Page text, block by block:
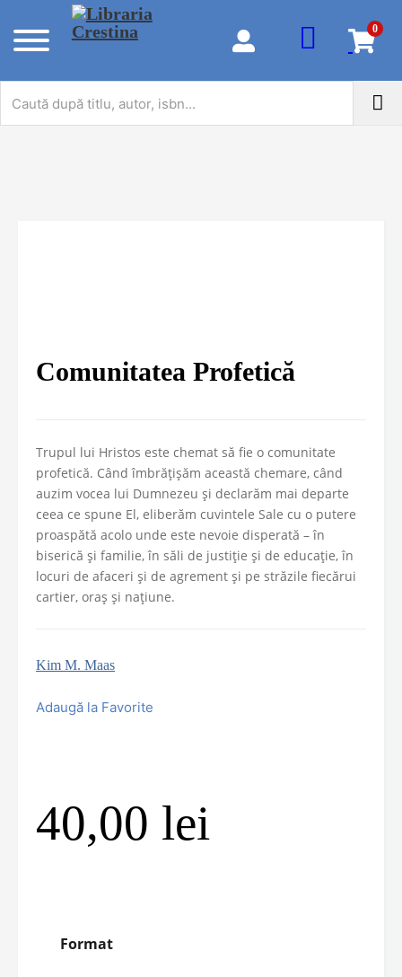
0
Comunitatea Profetică
Trupul lui Hristos este chemat să fie o comunitate
profetică. Când îmbrăţişăm această chemare, când
auzim vocea lui Dumnezeu şi declarăm mai departe
ceea ce spune El, eliberăm cuvintele Sale cu o putere
proaspătă acolo unde este nevoie disperată – în
biserică şi familie, în săli de justiţie şi de educaţie, în
locuri de afaceri şi de agrement şi pe străzile fiecărui
cartier, oraş şi naţiune.
Kim M. Maas
Adaugă la Favorite
40,00 lei
Format